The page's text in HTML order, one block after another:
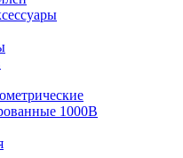
1000В